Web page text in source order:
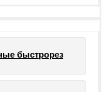
быстрорез